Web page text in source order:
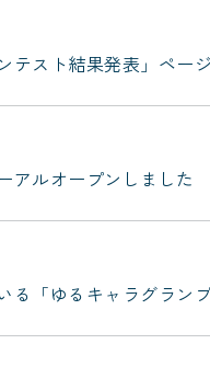
テスト結果発表」ペー
アルオープンしました
る「ゆるキャラグラン